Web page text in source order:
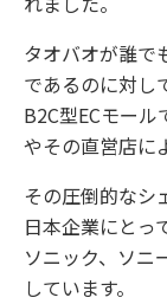
タオバオが誰で
であるのに対し
B2C型ECモー
やその直営店に
その圧倒的なシ
日本企業にとっ
ソニック、ソニ
しています。